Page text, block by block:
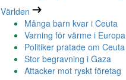
Världen
Många barn kvar i Ceuta
Varning för värme i Europa
Politiker pratade om Ceuta
Stor begravning i Gaza
Attacker mot ryskt företag